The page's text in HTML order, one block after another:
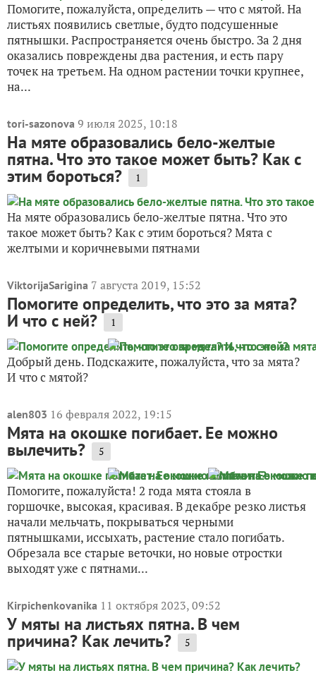
Помогите, пожалуйста, определить — что с мятой. На
листьях появились светлые, будто подсушенные
пятнышки. Распространяется очень быстро. За 2 дня
оказались повреждены два растения, и есть пару
точек на третьем. На одном растении точки крупнее,
на...
tori-sazonova 9 июля 2025, 10:18
На мяте образовались бело-желтые
пятна. Что это такое может быть? Как с
этим бороться? 1
На мяте образовались бело-желтые пятна. Что это
такое может быть? Как с этим бороться? Мята с
желтыми и коричневыми пятнами
ViktorijaSarigina 7 августа 2019, 15:52
Помогите определить, что это за мята?
И что с ней? 1
Добрый день. Подскажите, пожалуйста, что за мята?
И что с мятой?
alen803 16 февраля 2022, 19:15
Мята на окошке погибает. Ее можно
вылечить? 5
Помогите, пожалуйста! 2 года мята стояла в
горшочке, высокая, красивая. В декабре резко листья
начали мельчать, покрываться черными
пятнышками, иссыхать, растение стало погибать.
Обрезала все старые веточки, но новые отростки
выходят уже с пятнами...
Kirpichenkovanika 11 октября 2023, 09:52
У мяты на листьях пятна. В чем
причина? Как лечить? 5